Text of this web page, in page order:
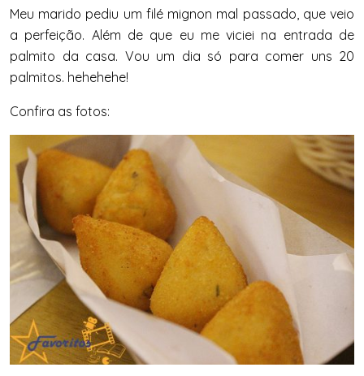
Meu marido pediu um filé mignon mal passado, que veio
a perfeição. Além de que eu me viciei na entrada de
palmito da casa. Vou um dia só para comer uns 20
palmitos. hehehehe!
Confira as fotos: